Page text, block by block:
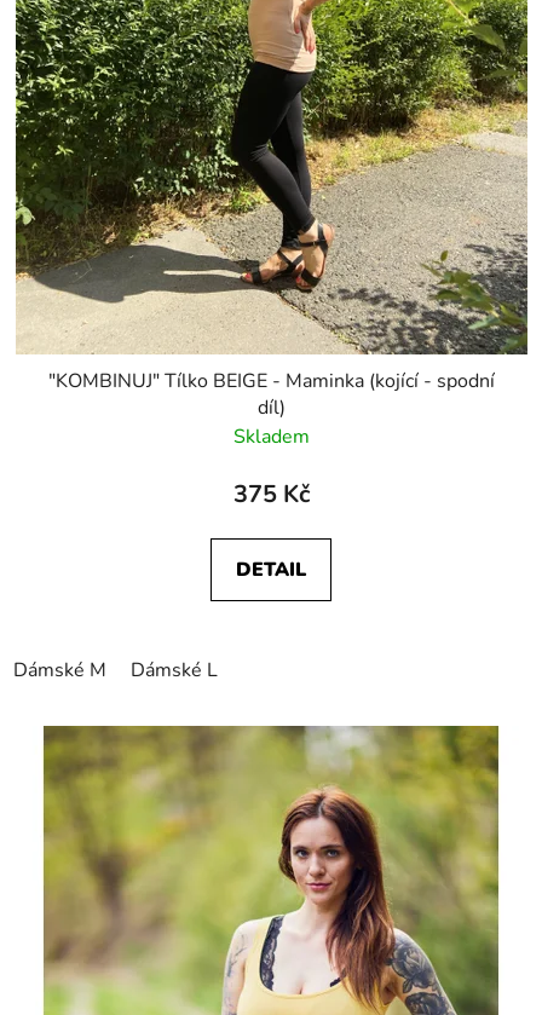
"KOMBINUJ" Tílko BEIGE - Maminka (kojící - spodní
díl)
Skladem
375 Kč
DETAIL
Dámské M Dámské L